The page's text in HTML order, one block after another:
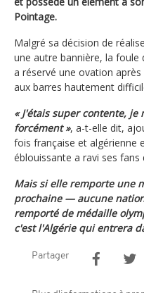
Pointage.
Malgré sa décision de
une autre bannière, la foule
a réservé une ovation
aux barres hautement
« J'étais super contente, je
forcément », a-t-elle dit,
fois française et algérienne
éblouissante a ravi ses fans
Mais si elle remporte une
prochaine — aucune
remporté de médaille
c'est l'Algérie qui entrera
Partager